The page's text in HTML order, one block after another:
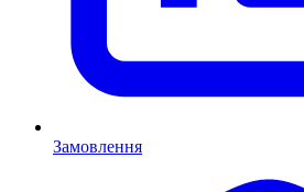
Замовлення